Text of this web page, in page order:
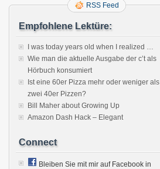
RSS Feed
Empfohlene Lektüre:
I was today years old when I realized …
Wie man die aktuelle Ausgabe der c’t als
Hörbuch konsumiert
Ist eine 60er Pizza mehr oder weniger als
zwei 40er Pizzen?
Bill Maher about Growing Up
Amazon Dash Hack – Elegant
Connect
Bleiben Sie mit mir auf Facebook in